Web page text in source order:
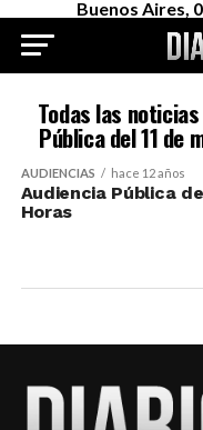
Buenos Aires,
Todas las
Pública del 11 de
AUDIENCIAS hace 12 años
Audiencia Pública
Horas